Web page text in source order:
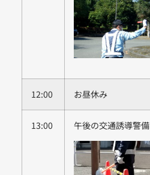
12:00 お昼休み
13:00 午後の交通誘導警備